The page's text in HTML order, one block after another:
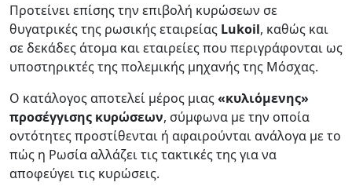
Προτείνει επίσης την επιβολή κυρώσεων σε
θυγατρικές της ρωσικής εταιρείας Lukoil, καθώς και
σε δεκάδες άτομα και εταιρείες που περιγράφονται ως
υποστηρικτές της πολεμικής μηχανής της Μόσχας.
Ο κατάλογος αποτελεί μέρος μιας«κυλιόμενης»
προσέγγισης κυρώσεων, σύμφωνα με την οποία
οντότητες προστίθενται ή αφαιρούνται ανάλογα με το
πώς η Ρωσία αλλάζει τις τακτικές της για να
αποφεύγει τις κυρώσεις.